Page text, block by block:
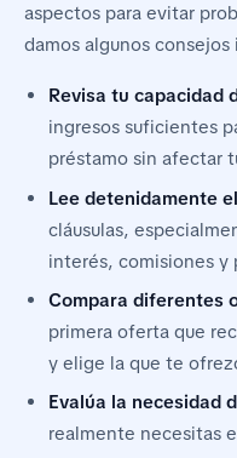
aspectos para evitar
damos algunos
Revisa tu capacidad
ingresos suficientes
préstamo sin afectar
Lee detenidamente
cláusulas,
interés, comisiones y
Compara diferentes
primera oferta que
y elige la que te
Evalúa la necesidad
realmente necesitas